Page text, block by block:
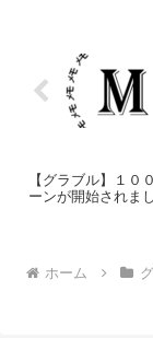
【グラブル】１０
ーンが開始されま
ホーム